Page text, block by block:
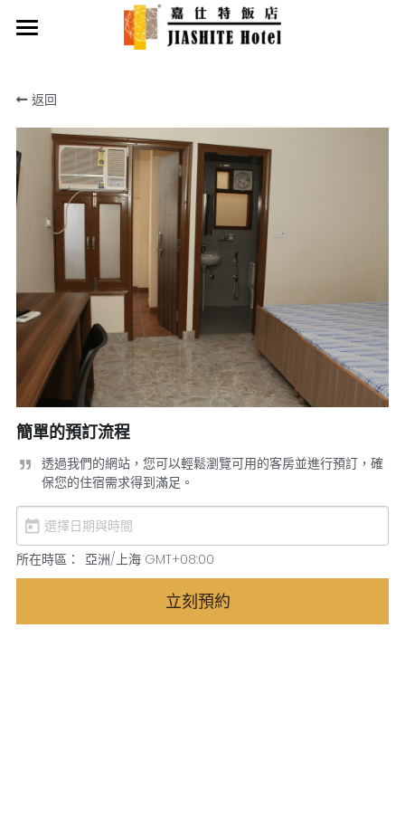
最新優惠
客房類型
飯店設施
繁體中文
繁體中文
English
返回
簡單的預訂流程
透過我們的網站，您可以輕鬆瀏覽可用的客房並進行預訂，確
保您的住宿需求得到滿足。
所在時區： 亞洲/上海 GMT+08:00
立刻預約